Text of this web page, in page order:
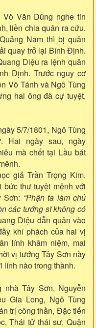
Văn Dũng nghe tin
liền chia quân ra cứu.
Nam thì bị quân
quay trở lại Bình Định.
Diệu ra lệnh quân
Định. Trước nguy cơ
Võ Tánh và Ngô Tùng
hai ông đã cự tuyệt,
5/7/1801, Ngô Tùng
Hai ngày sau, ngày
mà chết tại Lầu bát
giả Trần Trọng Kim,
thư tuyệt mệnh với
Sơn: “Phận ta làm chủ
các tướng sĩ không có
Diệu dẫn quân vào
khí phách của hai vị
lính khâm niệm, mai
vị tướng Tây Sơn này
nào trong thành.
nhà Tây Sơn, Nguyễn
Gia Long, Ngô Tùng
trị công thần, Đặc tiến
Thái tử thái sư, Quận